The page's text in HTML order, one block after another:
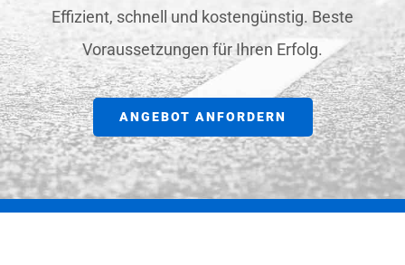
Effizient, schnell und kostengünstig. Beste
Voraussetzungen für Ihren Erfolg.
ANGEBOT ANFORDERN